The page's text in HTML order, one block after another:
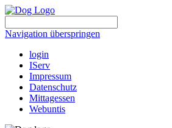
Navigation überspringen
login
IServ
Impressum
Datenschutz
Mittagessen
Webuntis